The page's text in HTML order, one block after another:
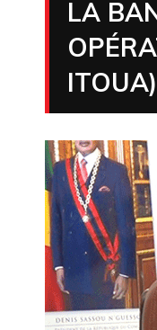
LA
ITOUA)